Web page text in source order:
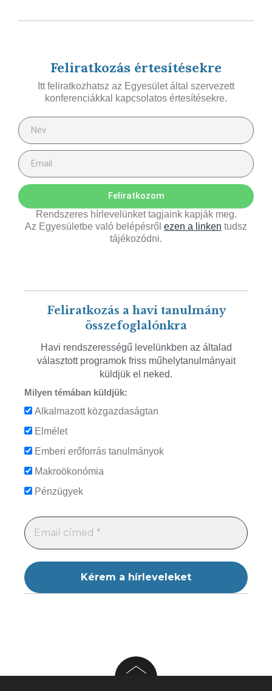
Feliratkozás értesítésekre
Itt feliratkozhatsz az Egyesület által szervezett
konferenciákkal kapcsolatos értesítésekre.
Feliratkozom
Rendszeres hírlevelünket tagjaink kapják meg.
Az Egyesületbe való belépésről ezen a linken tudsz
tájékozódni.
Feliratkozás a havi tanulmány
összefoglalónkra
Havi rendszerességű levelünkben az általad
választott programok friss műhelytanulmányait
küldjük el neked.
Milyen témában küldjük:
Alkalmazott közgazdaságtan
Elmélet
Emberi erőforrás tanulmányok
Makroökonómia
Pénzügyek